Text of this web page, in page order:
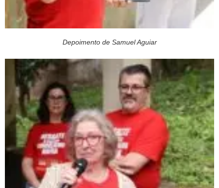
Depoimento de Samuel Aguiar